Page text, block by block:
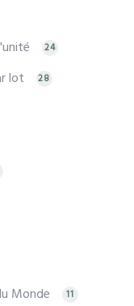
24
lot 28
Monde 11